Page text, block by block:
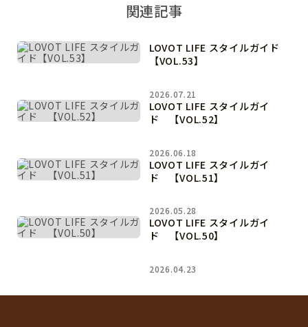
関連記事
LOVOT LIFE スタイルガイド
【VOL.53】
2026.07.21
LOVOT LIFE スタイルガイ
ド 【VOL.52】
2026.06.18
LOVOT LIFE スタイルガイ
ド 【VOL.51】
2026.05.28
LOVOT LIFE スタイルガイ
ド 【VOL.50】
2026.04.23